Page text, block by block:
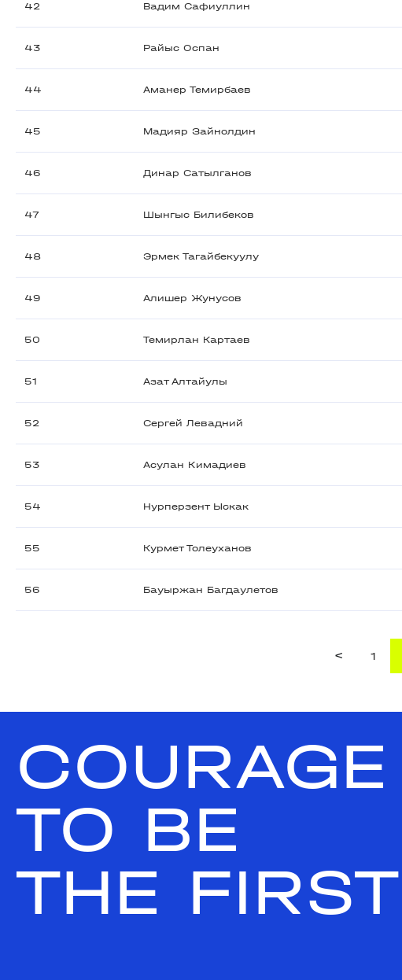
42 Вадим Сафиуллин
43 Райыс Оспан
44 Аманер Темирбаев
45 Мадияр Зайнолдин
46 Динар Сатылганов
47 Шынгыс Билибеков
48 Эрмек Тагайбекуулу
49 Алишер Жунусов
50 Темирлан Картаев
51 Азат Алтайулы
52 Сергей Левадний
53 Асулан Кимадиев
54 Нурперзент Ыскак
55 Курмет Толеуханов
56 Бауыржан Багдаулетов
< 1
COURAGE
TO BE
THE FIRST